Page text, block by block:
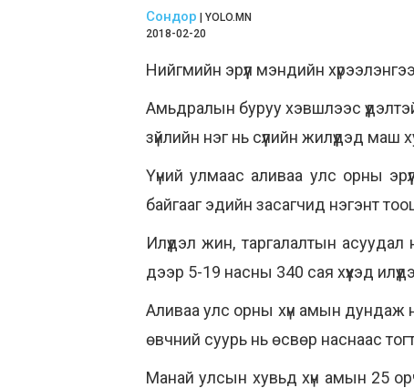
Сондор | YOLO.MN
2018-02-20
Нийгмийн эрүүл мэндийн
Амьдралын буруу хэвшлээс
зүйлийн нэг нь сүүлийн жилүүдэд
Үүний улмаас аливаа улс орны
байгааг эдийн засагчид нэгэнт
Илүүдэл жин, таргалалтын
дээр 5-19 насны 340 сая хүүхэд
Аливаа улс орны хүн амын дундаж
өвчний суурь нь өсвөр наснаас
Манай улсын хувьд хүн амын 25